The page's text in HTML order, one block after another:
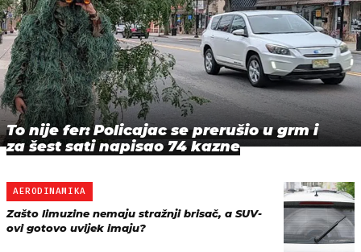
To nije fer: Policajac se prerušio u grm i
za šest sati napisao 74 kazne
AERODINAMIKA
Zašto limuzine nemaju stražnji brisač, a SUV-
ovi gotovo uvijek imaju?